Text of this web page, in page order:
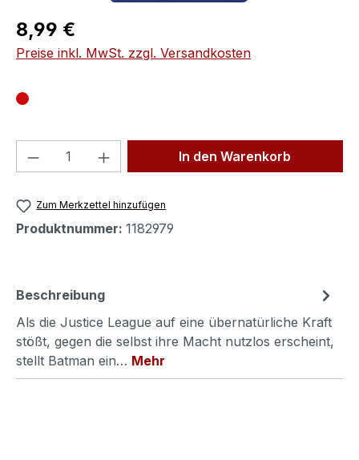
Regulärer Preis:
8,99 €
Preise inkl. MwSt. zzgl. Versandkosten
Produkt Anzahl: Gib denIn den Warenkorb
Zum Merkzettel hinzufügen
Produktnummer: 1182979
Beschreibung
Als die Justice League auf eine übernatürliche Kraft
stößt, gegen die selbst ihre Macht nutzlos erscheint,
stellt Batman ein… Mehr